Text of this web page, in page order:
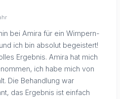
bei Amira für ein Wimpern-
ich bin absolut begeistert!
Ergebnis. Amira hat mich
ich habe mich von
Die Behandlung war
das Ergebnis ist einfach